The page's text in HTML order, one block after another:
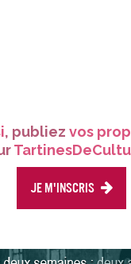
, publiezvos
Je m'inscris